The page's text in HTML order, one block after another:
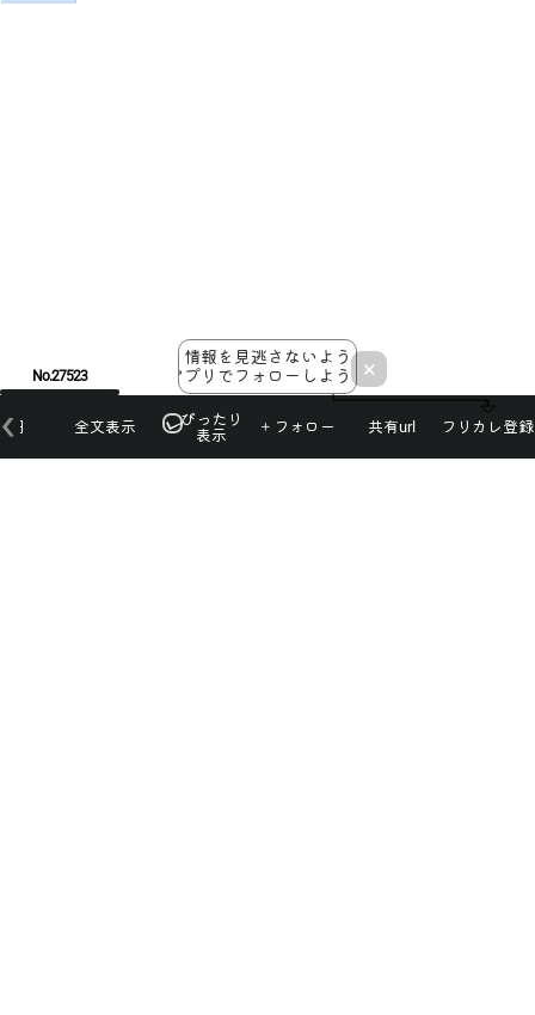
×
情報を見逃さないよう
アプリでフォローしよう！
No.27523
フリカレ登録
共有url
＋フォロー
ぴったり
表示
全文表示
日